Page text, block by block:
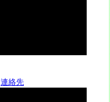
連絡先